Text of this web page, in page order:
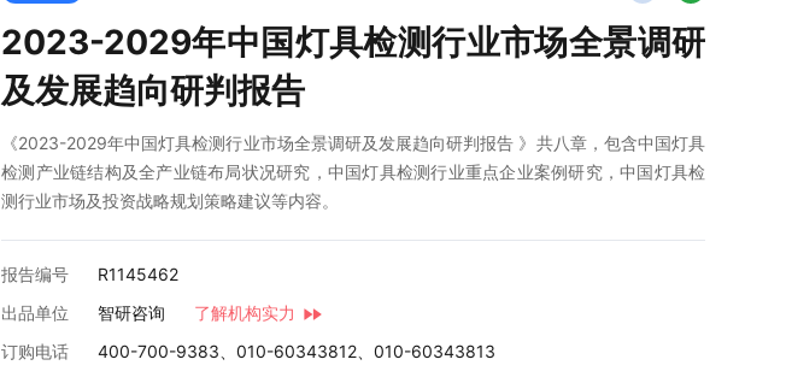
2023-2029年中国灯具检测行业市场全景调研
及发展趋向研判报告
《2023-2029年中国灯具检测行业市场全景调研及发展趋向研判报告 》共八章，包含中国灯具
检测产业链结构及全产业链布局状况研究，中国灯具检测行业重点企业案例研究，中国灯具检
测行业市场及投资战略规划策略建议等内容。
报告编号
R1145462
出品单位
智研咨询
了解机构实力
订购电话
400-700-9383、010-60343812、010-60343813